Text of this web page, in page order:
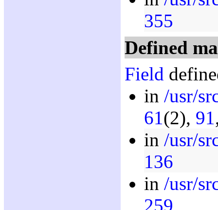
355
Defined
Field
in /usr/
61(2), 91
in /usr/
136
in /usr/
259